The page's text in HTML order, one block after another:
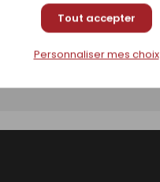
Tout accepter
Personnaliser mes choix